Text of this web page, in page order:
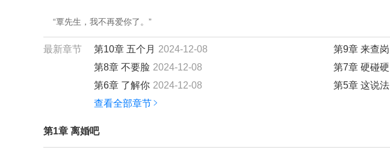
“覃先生，我不再爱你了。”
最新章节 第10章 五个月 2024-12-08 第9章 来查岗
第8章 不要脸 2024-12-08 第7章 硬碰硬
第6章 了解你 2024-12-08 第5章 这说法
查看全部章节
第1章 离婚吧